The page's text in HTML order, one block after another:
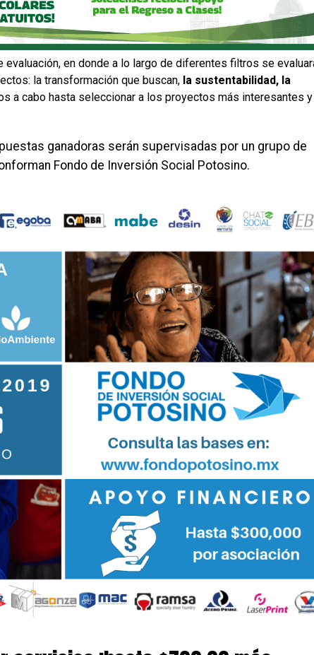
en donde a lo largo de diferentes filtros se
la transformación que buscan, la sustentabilidad, la
a cabo hasta seleccionar a los proyectos más interesantes y
ganadoras serán supervisadas por un grupo de
Fondo de Inversión Social Potosino.